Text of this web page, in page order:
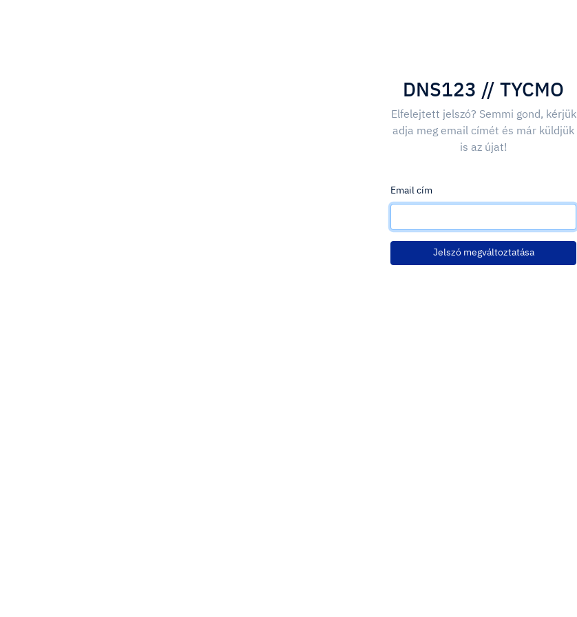
DNS123 // TYCMO
Elfelejtett jelszó? Semmi gond, kérjük
adja meg email címét és már küldjük
is az újat!
Email cím